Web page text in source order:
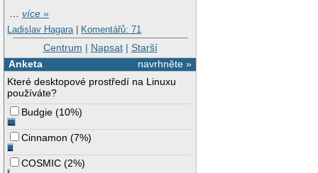
…více »
Ladislav Hagara | Komentářů: 71
Centrum | Napsat| Starší
navrhněte »
Anketa
Které desktopové prostředí na Linuxu
používáte?
Budgie (10%)
Cinnamon (7%)
COSMIC (2%)